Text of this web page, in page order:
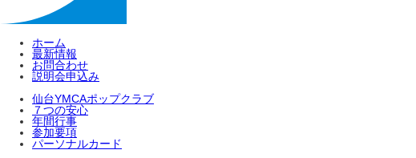
ホーム
最新情報
お問合わせ
説明会申込み
仙台YMCAポップクラブ
７つの安心
年間行事
参加要項
パーソナルカード